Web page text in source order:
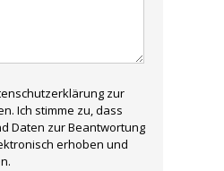
zur
Ich stimme zu, dass
Daten zur Beantwortung
erhoben und